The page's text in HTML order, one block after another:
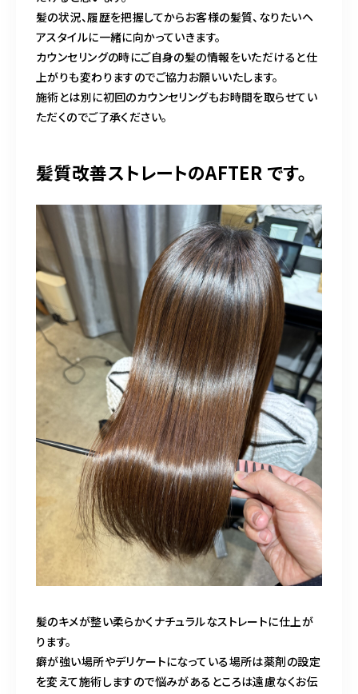
髪の状況、履歴を把握してからお客様の髪質、なりたいヘ
アスタイルに一緒に向かっていきます。
カウンセリングの時にご自身の髪の情報をいただけると仕
上がりも変わりますのでご協力お願いいたします。
施術とは別に初回のカウンセリングもお時間を取らせてい
ただくのでご了承ください。
髪質改善ストレートのAFTER です。
髪のキメが整い柔らかくナチュラルなストレートに仕上が
ります。
癖が強い場所やデリケートになっている場所は薬剤の設定
を変えて施術しますので悩みがあるところは遠慮なくお伝